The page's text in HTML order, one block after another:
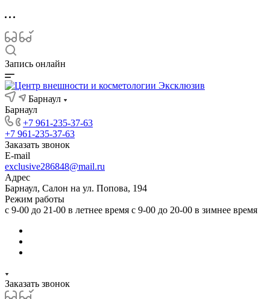
Запись онлайн
Барнаул
Барнаул
+7 961-235-37-63
+7 961-235-37-63
Заказать звонок
E-mail
exclusive286848@mail.ru
Адрес
Барнаул, Салон на ул. Попова, 194
Режим работы
с 9-00 до 21-00 в летнее время с 9-00 до 20-00 в зимнее время
Заказать звонок